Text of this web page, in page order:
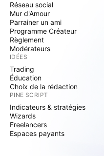
Réseau social
Mur d'Amour
Parrainer un ami
Programme Créateur
Règlement
Modérateurs
IDÉES
Trading
Éducation
Choix de la rédaction
PINE SCRIPT
Indicateurs & stratégies
Wizards
Freelancers
Espaces payants